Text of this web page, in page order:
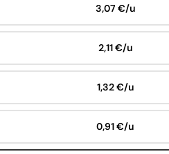
3,07 €/u
2,11 €/u
1,32 €/u
0,91 €/u